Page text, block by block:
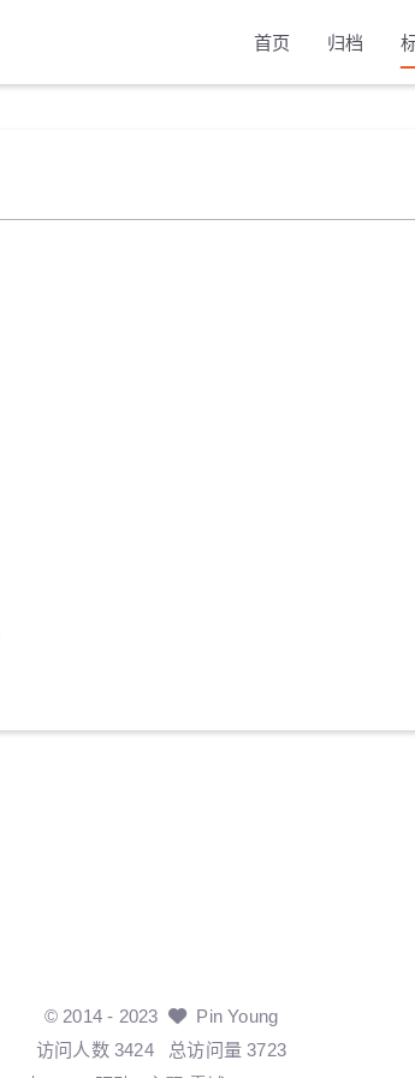
首页 归档
© 2014- 2023
Pin Young
访问人数 3424总访问量3723